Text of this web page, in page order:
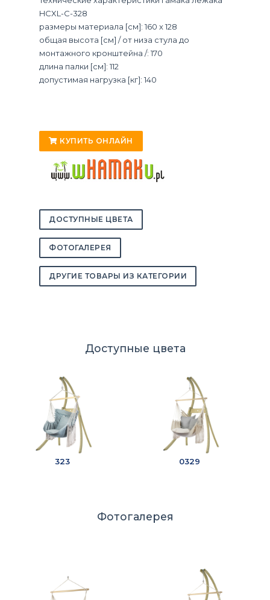
HCXL-C-328
размеры материала [см]: 160 x 128
общая высота [см] / от низа стула до
монтажного кронштейна /: 170
длина палки [см]: 112
допустимая нагрузка [кг]: 140
КУПИТЬ ОНЛАЙН
ДОСТУПНЫЕ ЦВЕТА
ФОТОГАЛЕРЕЯ
ДРУГИЕ ТОВАРЫ ИЗ КАТЕГОРИИ
Доступные цвета
323 0329
Фотогалерея